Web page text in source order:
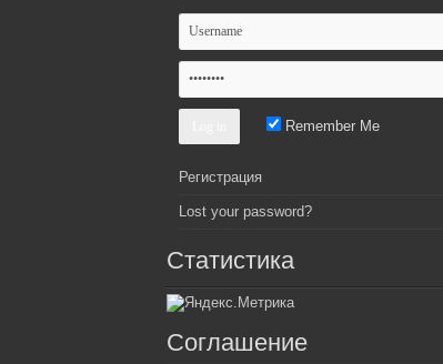
Remember Me
Регистрация
Lost your password?
Статистика
Соглашение